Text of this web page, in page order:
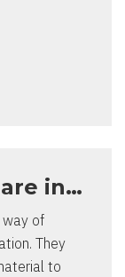
in…
of
They
to